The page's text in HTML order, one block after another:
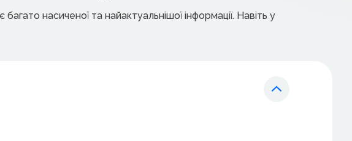
насиченої та найактуальнішої інформації. Навіть у